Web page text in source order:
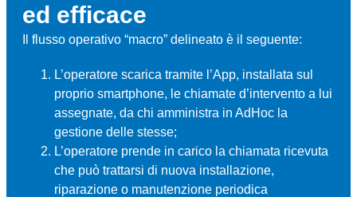
ed efficace
Il flusso operativo “macro” delineato è il seguente:
L’operatore scarica tramite l’App, installata sul
proprio smartphone, le chiamate d’intervento a lui
assegnate, da chi amministra in AdHoc la
gestione delle stesse;
L’operatore prende in carico la chiamata ricevuta
che può trattarsi di nuova installazione,
riparazione o manutenzione periodica